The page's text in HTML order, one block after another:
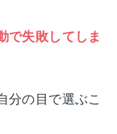
で失敗してしま
分の目で選ぶこ